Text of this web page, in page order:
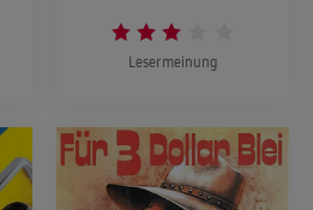
Lesermeinung